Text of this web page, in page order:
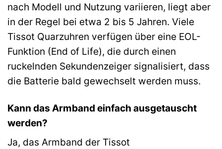
nach Modell und Nutzung variieren, liegt aber
in der Regel bei etwa 2 bis 5 Jahren. Viele
Tissot Quarzuhren verfügen über eine EOL-
Funktion (End of Life), die durch einen
ruckelnden Sekundenzeiger signalisiert, dass
die Batterie bald gewechselt werden muss.
Kann das Armband einfach ausgetauscht
werden?
Ja, das Armband der Tissot